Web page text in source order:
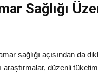
Sağlığı
sağlığı açısından da
araştırmalar, düzenli